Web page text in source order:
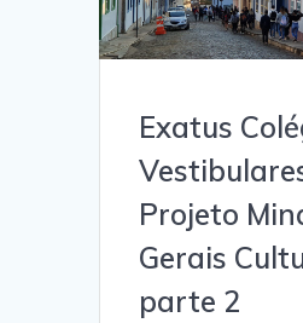
Exatus
Projeto
Gerais
parte 2